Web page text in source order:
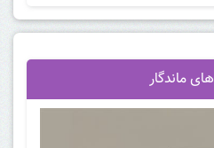
های ماندگار